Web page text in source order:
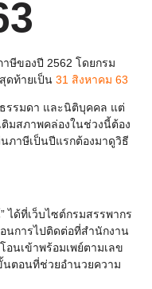
ษีของปี 2562 โดยกรม
ดท้ายเป็น 31 สิงหาคม 63
รรมดา และนิติบุคคล แต่
ติมสภาพคล่องในช่วงนี้ต้อง
ภาษีเป็นปีแรกต้องมาดูวิธี
ได้ที่เว็บไซต์กรมสรรพากร
นการไปติดต่อที่สำนักงาน
อนเข้าพร้อมเพย์ตามเลข
นตอนที่ช่วยอำนวยความ